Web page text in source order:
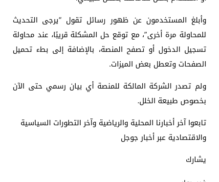
وأبلغ المستخدمون عن ظهور رسائل تقول “يرجى التحديث
للمحاولة مرة أخرى”، مع توقع حل المشكلة قريبًا، عند محاولة
تسجيل الدخول أو تصفح المنصة، بالإضافة إلى بطء تحميل
الصفحات وتعطل بعض الميزات.
ولم تصدر الشركة المالكة للمنصة أي بيان رسمي حتى الآن
بخصوص طبيعة الخلل.
تابعوا آخر أخبارنا المحلية والرياضية وآخر التطورات السياسية
والاقتصادية عبر أخبار جوجل
يشارك